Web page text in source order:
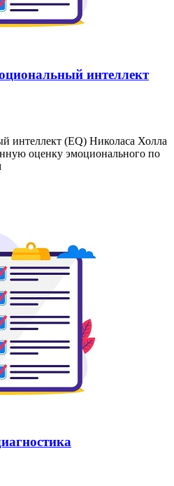
интеллект
интеллект (EQ) Николаса Холла
оценку эмоционального по